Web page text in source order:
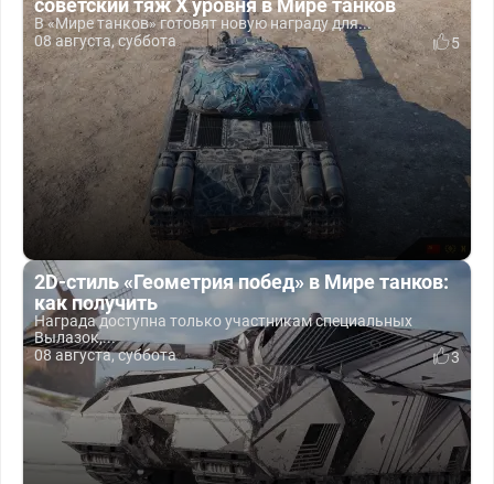
советский тяж X уровня в Мире танков
В «Мире танков» готовят новую награду для...
08 августа, суббота
5
2D-стиль «Геометрия побед» в Мире танков:
как получить
Награда доступна только участникам специальных
Вылазок,...
08 августа, суббота
3